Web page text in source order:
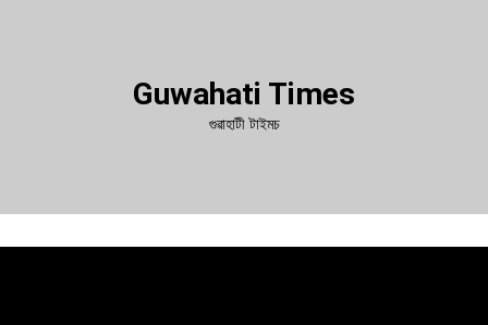
Guwahati Times
গুৱাহাটী টাইমচ